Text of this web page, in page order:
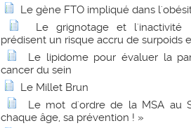
Le gène FTO impliqué dans
Le grignotage et l'inactivité
prédisent un risque accru de surpoids
Le lipidome pour évaluer la
cancer du sein
Le Millet Brun
Le mot d'ordre de la MSA au
chaque âge, sa prévention ! »